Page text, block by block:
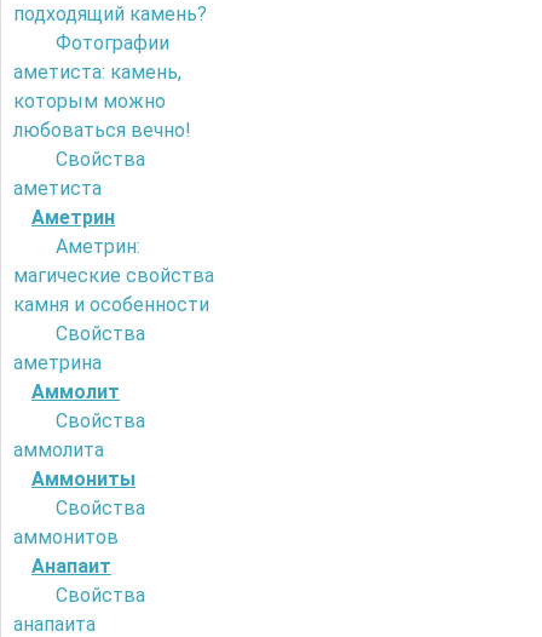
подходящий камень?
Фотографии
аметиста: камень,
которым можно
любоваться вечно!
Свойства
аметиста
Аметрин
Аметрин:
магические свойства
камня и особенности
Свойства
аметрина
Аммолит
Свойства
аммолита
Аммониты
Свойства
аммонитов
Анапаит
Свойства
анапаита